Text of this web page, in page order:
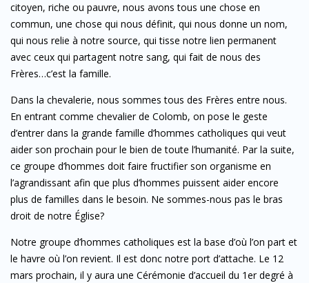
citoyen, riche ou pauvre, nous avons tous une chose en
commun, une chose qui nous définit, qui nous donne un nom,
qui nous relie à notre source, qui tisse notre lien permanent
avec ceux qui partagent notre sang, qui fait de nous des
Frères…c’est la famille.
Dans la chevalerie, nous sommes tous des Frères entre nous.
En entrant comme chevalier de Colomb, on pose le geste
d’entrer dans la grande famille d’hommes catholiques qui veut
aider son prochain pour le bien de toute l’humanité. Par la suite,
ce groupe d’hommes doit faire fructifier son organisme en
l’agrandissant afin que plus d’hommes puissent aider encore
plus de familles dans le besoin. Ne sommes-nous pas le bras
droit de notre Église?
Notre groupe d’hommes catholiques est la base d’où l’on part et
le havre où l’on revient. Il est donc notre port d’attache. Le 12
mars prochain, il y aura une Cérémonie d’accueil du 1er degré à